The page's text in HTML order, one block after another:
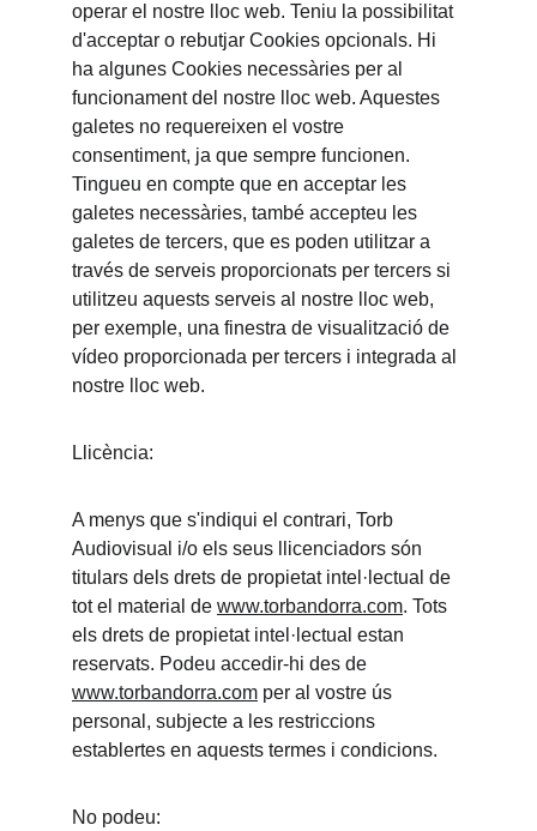
operar el nostre lloc web. Teniu la possibilitat
d'acceptar o rebutjar Cookies opcionals. Hi
ha algunes Cookies necessàries per al
funcionament del nostre lloc web. Aquestes
galetes no requereixen el vostre
consentiment, ja que sempre funcionen.
Tingueu en compte que en acceptar les
galetes necessàries, també accepteu les
galetes de tercers, que es poden utilitzar a
través de serveis proporcionats per tercers si
utilitzeu aquests serveis al nostre lloc web,
per exemple, una finestra de visualització de
vídeo proporcionada per tercers i integrada al
nostre lloc web.
Llicència:
A menys que s'indiqui el contrari, Torb
Audiovisual i/o els seus llicenciadors són
titulars dels drets de propietat intel·lectual de
tot el material de www.torbandorra.com. Tots
els drets de propietat intel·lectual estan
reservats. Podeu accedir-hi des de
www.torbandorra.com per al vostre ús
personal, subjecte a les restriccions
establertes en aquests termes i condicions.
No podeu: